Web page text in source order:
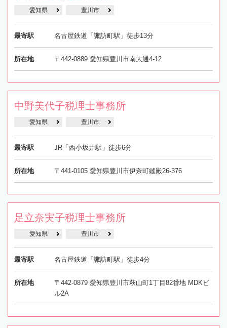
愛知県 豊川市
最寄駅 名古屋鉄道「諏訪町駅」徒歩13分
所在地 〒442-0889 愛知県豊川市南大通4-12
中野美代子税理士事務所
愛知県 豊川市
最寄駅 JR「西小坂井駅」徒歩6分
所在地 〒441-0105 愛知県豊川市伊奈町縫殿26-376
足立奈実子税理士事務所
愛知県 豊川市
最寄駅 名古屋鉄道「諏訪町駅」徒歩4分
所在地
〒442-0879 愛知県豊川市萩山町1丁目82番地 MDKビ
ル2A